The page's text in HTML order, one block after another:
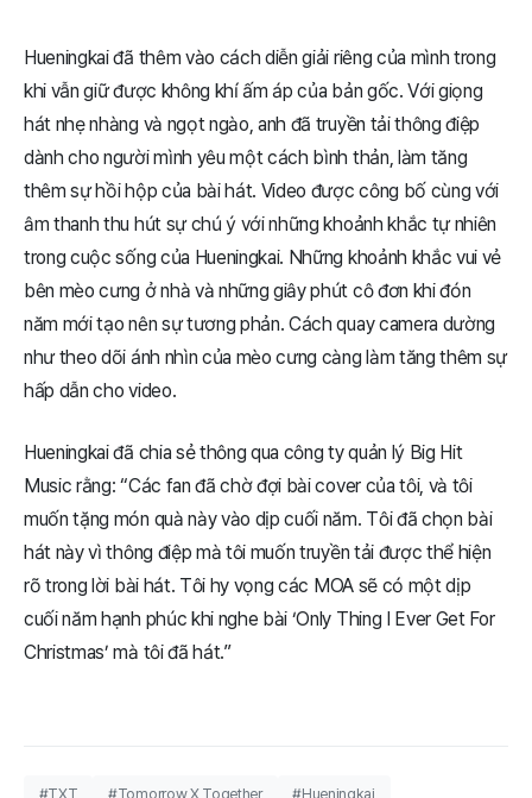
Hueningkai đã thêm vào cách diễn giải riêng của mình trong
khi vẫn giữ được không khí ấm áp của bản gốc. Với giọng
hát nhẹ nhàng và ngọt ngào, anh đã truyền tải thông điệp
dành cho người mình yêu một cách bình thản, làm tăng
thêm sự hồi hộp của bài hát. Video được công bố cùng với
âm thanh thu hút sự chú ý với những khoảnh khắc tự nhiên
trong cuộc sống của Hueningkai. Những khoảnh khắc vui vẻ
bên mèo cưng ở nhà và những giây phút cô đơn khi đón
năm mới tạo nên sự tương phản. Cách quay camera dường
như theo dõi ánh nhìn của mèo cưng càng làm tăng thêm sự
hấp dẫn cho video.
Hueningkai đã chia sẻ thông qua công ty quản lý Big Hit
Music rằng: “Các fan đã chờ đợi bài cover của tôi, và tôi
muốn tặng món quà này vào dịp cuối năm. Tôi đã chọn bài
hát này vì thông điệp mà tôi muốn truyền tải được thể hiện
rõ trong lời bài hát. Tôi hy vọng các MOA sẽ có một dịp
cuối năm hạnh phúc khi nghe bài ‘Only Thing I Ever Get For
Christmas’ mà tôi đã hát.”
#TXT #Tomorrow X Together #Hueningkai